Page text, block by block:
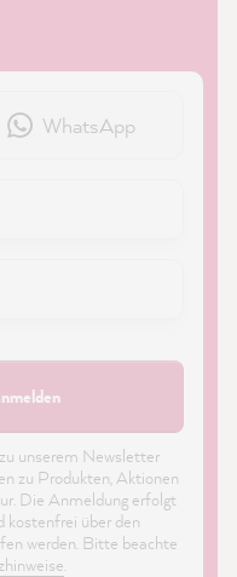
WhatsApp
unserem Newsletter
zu Produkten, Aktionen
Die Anmeldung erfolgt
kostenfrei über den
werden. Bitte beachte
.